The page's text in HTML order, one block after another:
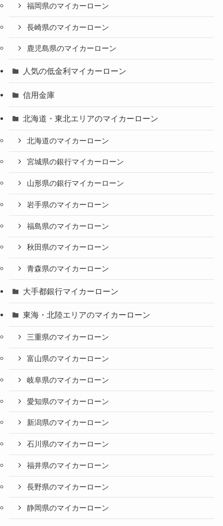
福岡県のマイカーローン
長崎県のマイカーローン
鹿児島県のマイカーローン
人気の低金利マイカーローン
信用金庫
北海道・東北エリアのマイカーローン
北海道のマイカーローン
宮城県の銀行マイカーローン
山形県の銀行マイカーローン
岩手県のマイカーローン
福島県のマイカーローン
秋田県のマイカーローン
青森県のマイカーローン
大手都銀行マイカーローン
東海・北陸エリアのマイカーローン
三重県のマイカーローン
富山県のマイカーローン
岐阜県のマイカーローン
愛知県のマイカーローン
新潟県のマイカーローン
石川県のマイカーローン
福井県のマイカーローン
長野県のマイカーローン
静岡県のマイカーローン